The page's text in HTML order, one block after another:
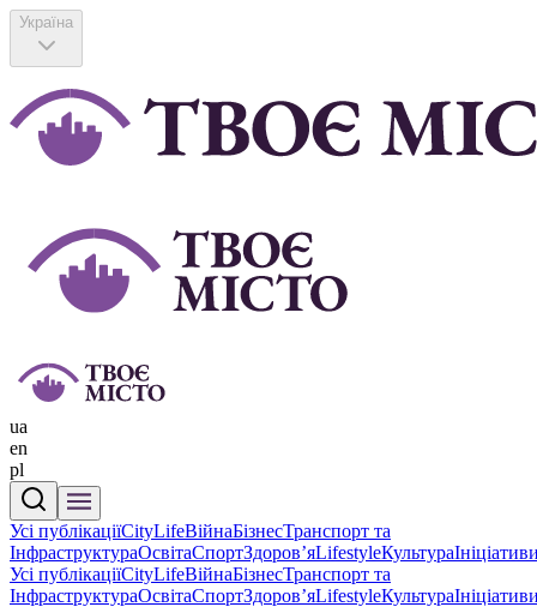
Україна
ua
en
pl
Усі публікаціїCityLifeВійнаБізнесТранспорт та
ІнфраструктураОсвітаСпортЗдоровʼяLifestyleКультура
Усі публікаціїCityLifeВійнаБізнесТранспорт та
ІнфраструктураОсвітаСпортЗдоровʼяLifestyleКультура